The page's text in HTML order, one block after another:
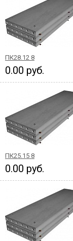
ПК28.12 8
0.00 руб.
ПК25.15 8
0.00 руб.